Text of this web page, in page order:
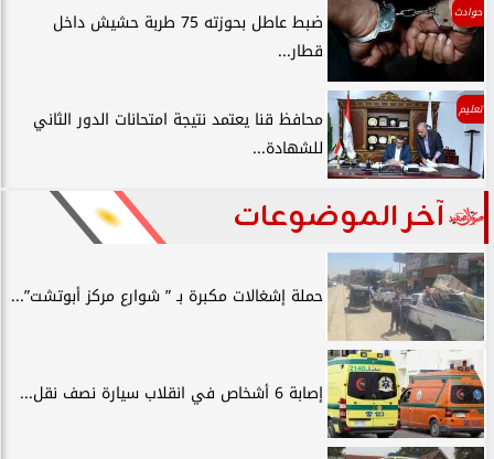
حوادث
ضبط عاطل بحوزته 75 طربة حشيش داخل
قطار...
تعليم
محافظ قنا يعتمد نتيجة امتحانات الدور الثاني
للشهادة...
آخر الموضوعات
حملة إشغالات مكبرة بـ ” شوارع مركز أبوتشت”...
إصابة 6 أشخاص في انقلاب سيارة نصف نقل...